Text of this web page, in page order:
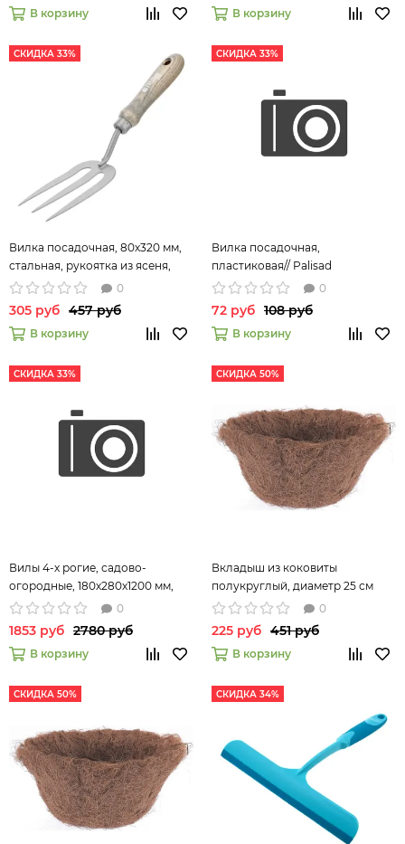
В корзину В корзину
СКИДКА 33%
Вилка посадочная, 80х320 мм,
стальная, рукоятка из ясеня,
LUXE// Palisad
0
305 руб 457 руб
В корзину
СКИДКА 33%
Вилка посадочная,
пластиковая// Palisad
0
72 руб 108 руб
В корзину
СКИДКА 33%
Вилы 4-х рогие, садово-
огородные, 180х280х1200 мм,
цельнометаллические, кованые,
LUXE// Palisad
0
1853 руб 2780 руб
В корзину
СКИДКА 50%
Вкладыш из коковиты
полукруглый, диаметр 25 см
Palisad 69040
0
225 руб 451 руб
В корзину
СКИДКА 50% СКИДКА 34%